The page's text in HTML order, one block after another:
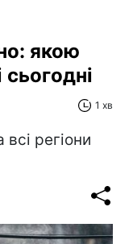
якою
сьогодні
1 хв
регіони